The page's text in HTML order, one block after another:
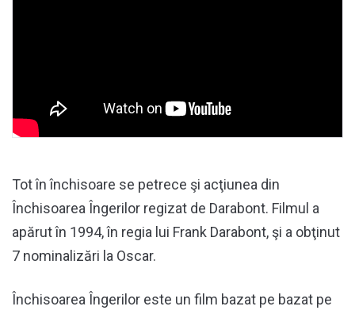
Tot în închisoare se petrece şi acţiunea din
Închisoarea Îngerilor regizat de Darabont. Filmul a
apărut în 1994, în regia lui Frank Darabont, şi a obţinut
7 nominalizări la Oscar.
Închisoarea Îngerilor este un film bazat pe bazat pe